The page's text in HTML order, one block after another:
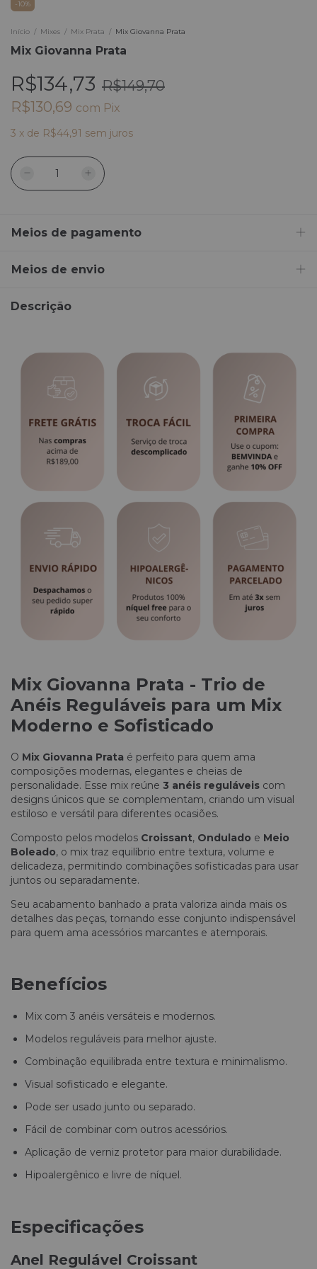
-10%
Início / Mixes / Mix Prata / Mix Giovanna Prata
Mix Giovanna Prata
R$134,73 R$149,70
R$130,69 com Pix
3 x de R$44,91 sem juros
Meios de pagamento
Meios de envio
Descrição
Mix Giovanna Prata - Trio de
Anéis Reguláveis para um Mix
Moderno e Sofisticado
O Mix Giovanna Prata é perfeito para quem ama
composições modernas, elegantes e cheias de
personalidade. Esse mix reúne 3 anéis reguláveis com
designs únicos que se complementam, criando um visual
estiloso e versátil para diferentes ocasiões.
Composto pelos modelos Croissant, Ondulado e Meio
Boleado, o mix traz equilíbrio entre textura, volume e
delicadeza, permitindo combinações sofisticadas para usar
juntos ou separadamente.
Seu acabamento banhado a prata valoriza ainda mais os
detalhes das peças, tornando esse conjunto indispensável
para quem ama acessórios marcantes e atemporais.
Benefícios
Mix com 3 anéis versáteis e modernos.
Modelos reguláveis para melhor ajuste.
Combinação equilibrada entre textura e minimalismo.
Visual sofisticado e elegante.
Pode ser usado junto ou separado.
Fácil de combinar com outros acessórios.
Aplicação de verniz protetor para maior durabilidade.
Hipoalergênico e livre de níquel.
Especificações
Anel Regulável Croissant